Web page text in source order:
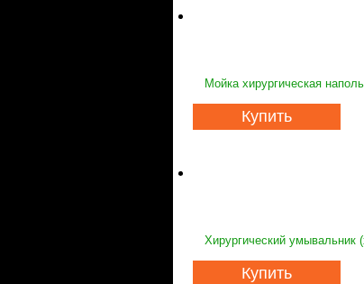
Мойка хирургическая
Купить
Хирургический умывальник
Купить